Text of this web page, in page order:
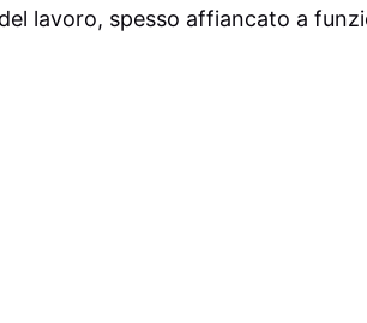
lavoro, spesso affiancato a